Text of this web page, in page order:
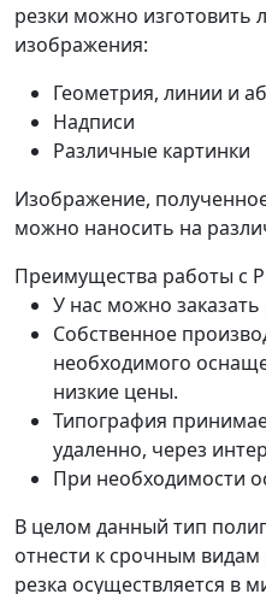
резки можно
изображения:
Геометрия, линии и
Надписи
Различные картинки
Изображение,
можно наносить на
Преимущества работы с
У нас можно
Собственное
необходимого
низкие цены.
Типография
удаленно, через
При необходимости
В целом данный тип
отнести к срочным видам
резка осуществляется в